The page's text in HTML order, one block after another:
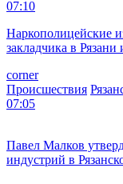
07:10
Наркополицейские
закладчика в
corner
Происшествия
07:05
Павел Малков
индустрий в